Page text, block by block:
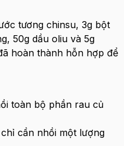
tương chinsu, 3g bột
50g dầu oliu và 5g
hoàn thành hỗn hợp để
toàn bộ phần rau củ
cần nhồi một lượng